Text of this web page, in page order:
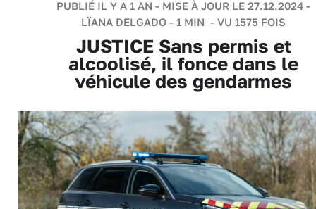
PUBLIÉ IL Y A 1 AN - MISE À JOUR LE 27.12.2024 -
LÏANA DELGADO - 1 MIN - VU 1575 FOIS
JUSTICE Sans permis et
alcoolisé, il fonce dans le
véhicule des gendarmes